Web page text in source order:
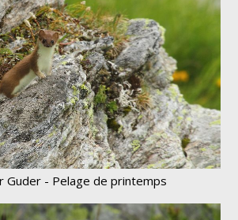
Guder - Pelage de printemps